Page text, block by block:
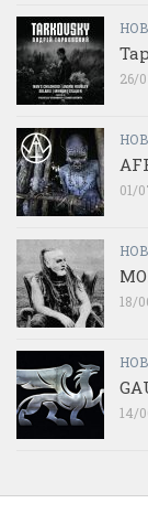
26/
01/
18/
14/